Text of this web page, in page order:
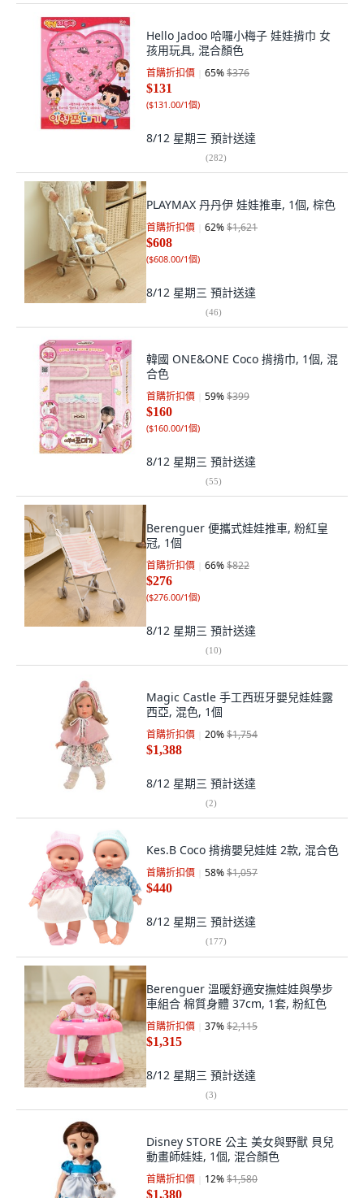
Hello Jadoo 哈囉小梅子 娃娃揹巾 女
孩用玩具, 混合顏色
首購折扣價 65%$376
$131
($131.00/1個)
8/12 星期三 預計送達
(282)
PLAYMAX 丹丹伊 娃娃推車, 1個, 棕色
首購折扣價 62%$1,621
$608
($608.00/1個)
8/12 星期三 預計送達
(46)
韓國 ONE&ONE Coco 揹揹巾, 1個, 混
合色
首購折扣價 59%$399
$160
($160.00/1個)
8/12 星期三 預計送達
(55)
Berenguer 便攜式娃娃推車, 粉紅皇
冠, 1個
首購折扣價 66%$822
$276
($276.00/1個)
8/12 星期三 預計送達
(10)
Magic Castle 手工西班牙嬰兒娃娃露
西亞, 混色, 1個
首購折扣價 20%$1,754
$1,388
8/12 星期三 預計送達
(2)
Kes.B Coco 揹揹嬰兒娃娃 2款, 混合色
首購折扣價 58%$1,057
$440
8/12 星期三 預計送達
(177)
Berenguer 溫暖舒適安撫娃娃與學步
車組合 棉質身體 37cm, 1套, 粉紅色
首購折扣價 37%$2,115
$1,315
8/12 星期三 預計送達
(3)
Disney STORE 公主 美女與野獸 貝兒
動畫師娃娃, 1個, 混合顏色
首購折扣價 12%$1,580
$1,380